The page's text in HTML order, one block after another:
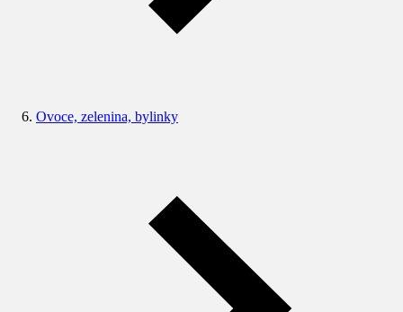
Ovoce, zelenina, bylinky